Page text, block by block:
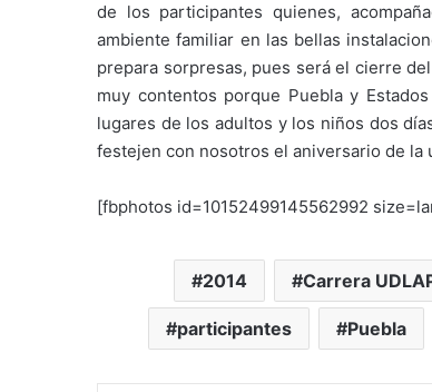
de los participantes quienes,
ambiente familiar en las bellas
prepara sorpresas, pues será el cierre
muy contentos porque Puebla y
lugares de los adultos y los niños dos
festejen con nosotros el aniversario de la
[fbphotos id=10152499145562992
2014 Carrera
participantes Puebla